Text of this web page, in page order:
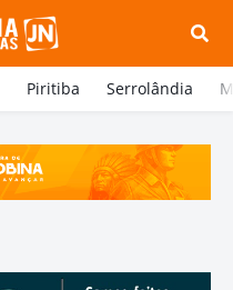
Piritiba Serrolândia